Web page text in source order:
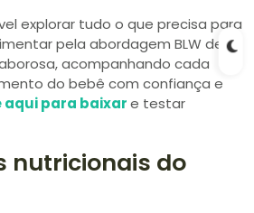
explorar tudo o que precisa para
pela abordagem BLW de
acompanhando cada
do bebê com confiança e
aqui para baixare testar
nutricionais do